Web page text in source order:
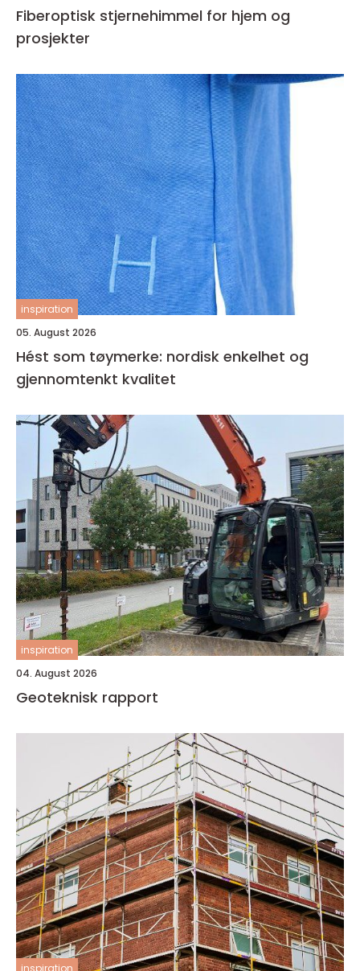
Fiberoptisk stjernehimmel for hjem og
prosjekter
inspiration
05. August 2026
Hést som tøymerke: nordisk enkelhet og
gjennomtenkt kvalitet
inspiration
04. August 2026
Geoteknisk rapport